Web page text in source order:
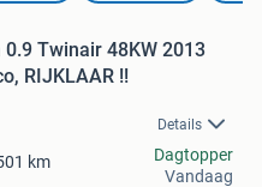
0.9 Twinair 48KW 2013
RIJKLAAR !!
Details
km
Dagtopper
Vandaag